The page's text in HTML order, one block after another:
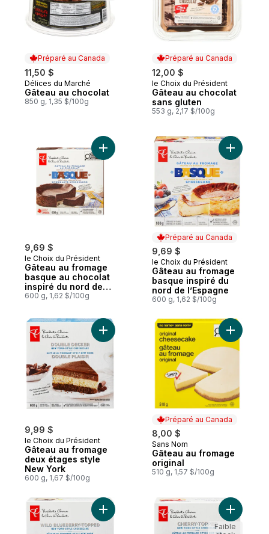
Préparé au Canada
11,50 $
Préparé au Canada
Délices du Marché
Gâteau au chocolat
850 g, 1,35 $/100g
Préparé au Canada
12,00 $
Préparé au Canada
le Choix du Président
Gâteau au chocolat
sans gluten
553 g, 2,17 $/100g
9,69 $
le Choix du Président
Gâteau au fromage
basque au chocolat
inspiré du nord de
l’Espagne
600 g, 1,62 $/100g
Ajouter Gâteau au fromage basque au
Préparé au Canada
9,69 $
Préparé au Canada
le Choix du Président
Gâteau au fromage
basque inspiré du
nord de l’Espagne
600 g, 1,62 $/100g
Ajouter
9,99 $
le Choix du Président
Gâteau au fromage
deux étages style
New York
600 g, 1,67 $/100g
Ajouter Gâteau au fromage deux étages
Préparé au Canada
8,00 $
Préparé au Canada
Sans Nom
Gâteau au fromage
original
510 g, 1,57 $/100g
Ajouter
Ajouter Gâteau au fromage style New
Ajouter
Faible